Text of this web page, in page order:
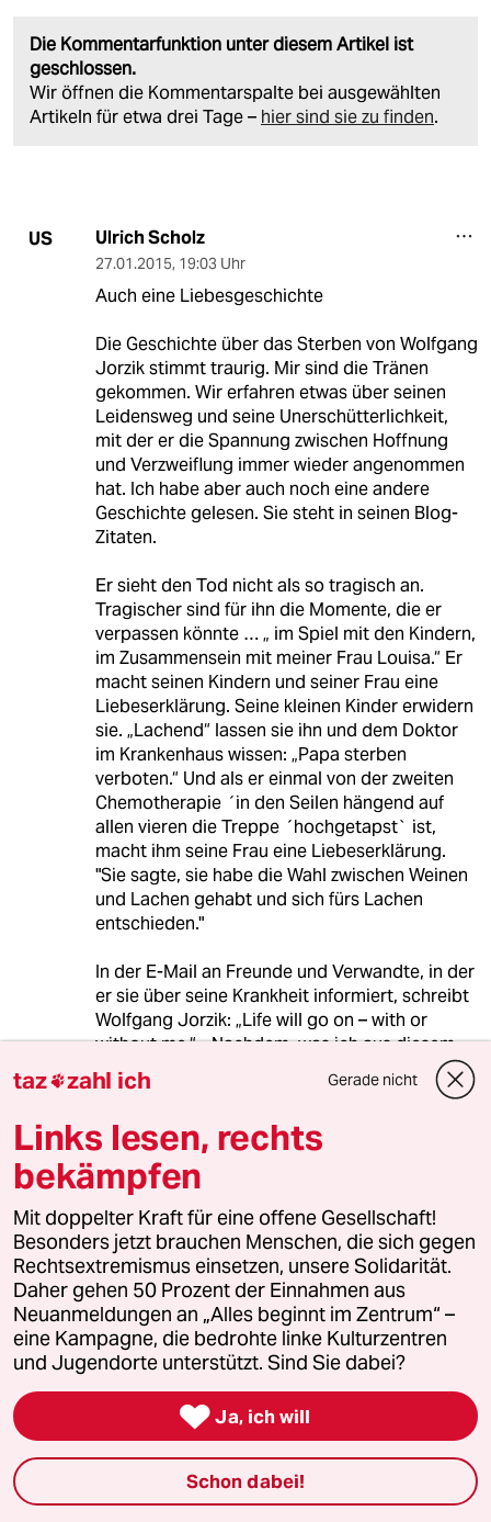
Die Kommentarfunktion unter diesem Artikel ist
geschlossen.
Wir öffnen die Kommentarspalte bei ausgewählten
Artikeln für etwa drei Tage – hier sind sie zu finden.
US Ulrich Scholz
27.01.2015, 19:03 Uhr
Auch eine Liebesgeschichte
Die Geschichte über das Sterben von Wolfgang
Jorzik stimmt traurig. Mir sind die Tränen
gekommen. Wir erfahren etwas über seinen
Leidensweg und seine Unerschütterlichkeit,
mit der er die Spannung zwischen Hoffnung
und Verzweiflung immer wieder angenommen
hat. Ich habe aber auch noch eine andere
Geschichte gelesen. Sie steht in seinen Blog-
Zitaten.
Er sieht den Tod nicht als so tragisch an.
Tragischer sind für ihn die Momente, die er
verpassen könnte … „ im Spiel mit den Kindern,
im Zusammensein mit meiner Frau Louisa.“ Er
macht seinen Kindern und seiner Frau eine
Liebeserklärung. Seine kleinen Kinder erwidern
sie. „Lachend“ lassen sie ihn und dem Doktor
im Krankenhaus wissen: „Papa sterben
verboten.“ Und als er einmal von der zweiten
Chemotherapie ´in den Seilen hängend auf
allen vieren die Treppe ´hochgetapst` ist,
macht ihm seine Frau eine Liebeserklärung.
"Sie sagte, sie habe die Wahl zwischen Weinen
und Lachen gehabt und sich fürs Lachen
entschieden."
In der E-Mail an Freunde und Verwandte, in der
er sie über seine Krankheit informiert, schreibt
Wolfgang Jorzik: „Life will go on – with or
without me.“ - Nachdem, was ich aus diesem
würdevollen Nachruf gelesen habe, bin ich
sicher: Life will go on – WITH you, because you
Pascal Beucker Autor des
Artikels, Inlandsredakteur
28.01.2015,01:13 Uhr
@Ulrich Scholz:
Ja, so ist es. Vielen Dank für diesen
Leserkommentar, Ulrich Scholz!
meistkommentiert
1 Krise der Demokratie
AfD-Wählen als Triebabfuhr
taz zahl ich Gerade nicht
Links lesen, rechts
bekämpfen
Mit doppelter Kraft für eine offene Gesellschaft!
Besonders jetzt brauchen Menschen, die sich gegen
Rechtsextremismus einsetzen, unsere Solidarität.
Daher gehen 50 Prozent der Einnahmen aus
Neuanmeldungen an „Alles beginnt im Zentrum“ –
eine Kampagne, die bedrohte linke Kulturzentren
und Jugendorte unterstützt. Sind Sie dabei?
 Ja, ich will
Schon dabei!